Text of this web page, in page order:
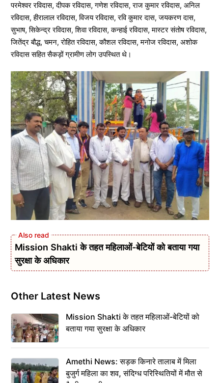
परमेश्वर रविदास, दीपक रविदास, गणेश रविदास, राज कुमार रविदास, अनिल
रविदास, हीरालाल रविदास, विजय रविदास, रवि कुमार दास, जयकरण दास,
सुभाष, सिकेन्द्र रविदास, शिवा रविदास, कन्हाई रविदास, मास्टर संतोष रविदास,
जितेंद्र बौद्ध, चमन, रोहित रविदास, कौशल रविदास, मनोज रविदास, अशोक
रविदास सहित सैकड़ों ग्रामीण लोग उपस्थित थे।
Mission Shakti के तहत महिलाओं-बेटियों को बताया गया
सुरक्षा के अधिकार
Other Latest News
Mission Shakti के तहत महिलाओं-बेटियों को
बताया गया सुरक्षा के अधिकार
Amethi News: सड़क किनारे तालाब में मिला
बुजुर्ग महिला का शव, संदिग्ध परिस्थितियों में मौत से